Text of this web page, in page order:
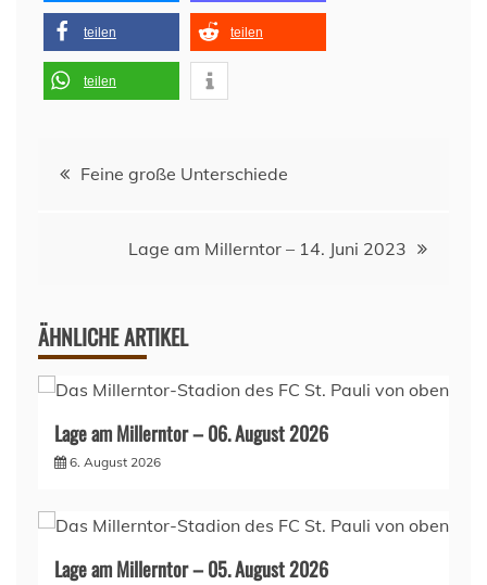
teilen teilen
teilen
Beitragsnavigation
Feine große Unterschiede
Lage am Millerntor – 14. Juni 2023
ÄHNLICHE ARTIKEL
Lage am Millerntor – 06. August 2026
6. August 2026
Lage am Millerntor – 05. August 2026